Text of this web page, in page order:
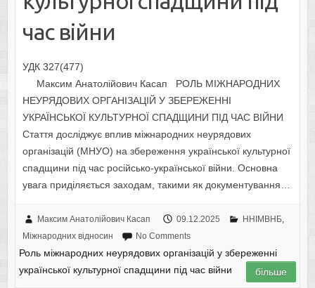
час війни
УДК 327(477)
Максим Анатолійович Касап РОЛЬ МІЖНАРОДНИХ
НЕУРЯДОВИХ ОРГАНІЗАЦІЙ У ЗБЕРЕЖЕННІ
УКРАЇНСЬКОЇ КУЛЬТУРНОЇ СПАДЩИНИ ПІД ЧАС ВІЙНИ
Стаття досліджує вплив міжнародних неурядових
організацій (МНУО) на збереження української культурної
спадщини під час російсько-української війни. Основна
увага приділяється заходам, такими як документування…
Максим Анатолійович Касап 09.12.2025 ННІМВНБ,
Міжнародних відносин
No Comments
Роль міжнародних неурядових організацій у збереженні
української культурної спадщини під час війни
більше